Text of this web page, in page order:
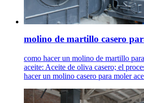
molino de martillo casero
como hacer un molino de martillo
aceite: Aceite de oliva casero; el
hacer un molino casero para moler